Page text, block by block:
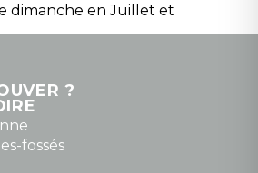
dimanche en Juillet et
griffe-noire.com
?
fossés